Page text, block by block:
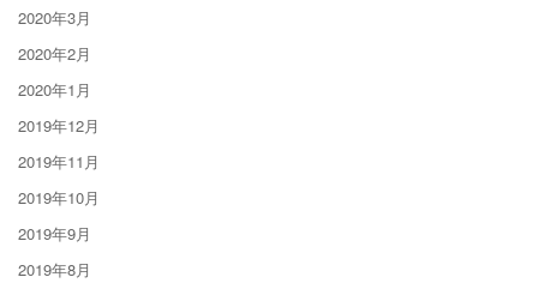
2020年3月
2020年2月
2020年1月
2019年12月
2019年11月
2019年10月
2019年9月
2019年8月